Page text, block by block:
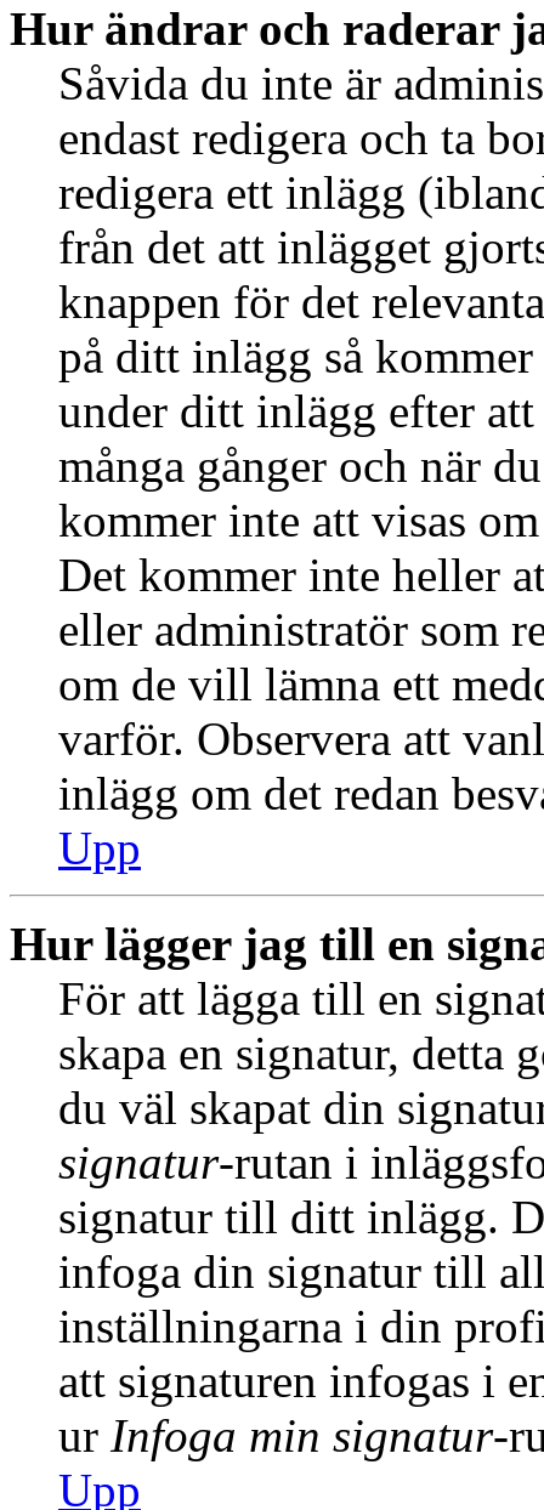
Hur ändrar och raderar
Såvida du inte är
endast redigera och ta
redigera ett inlägg
från det att inlägget
knappen för det
på ditt inlägg så
under ditt inlägg efter
många gånger och när
kommer inte att visas
Det kommer inte heller
eller administratör som
om de vill lämna ett
varför. Observera att
inlägg om det redan
Upp
Hur lägger jag till en
För att lägga till en
skapa en signatur,
du väl skapat din
signatur-rutan i
signatur till ditt inlägg.
infoga din signatur till
inställningarna i din
att signaturen infogas i
ur Infoga min signatur-
Upp